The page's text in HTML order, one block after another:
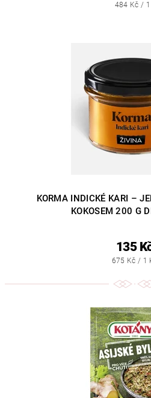
484 Kč / 1 l
KORMA INDICKÉ KARI –
KOKOSEM 200 G
135
675 Kč / 1